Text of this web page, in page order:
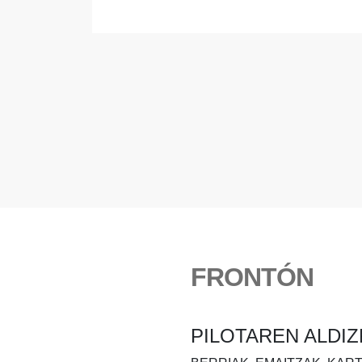
FRONTÓN
PILOTAREN